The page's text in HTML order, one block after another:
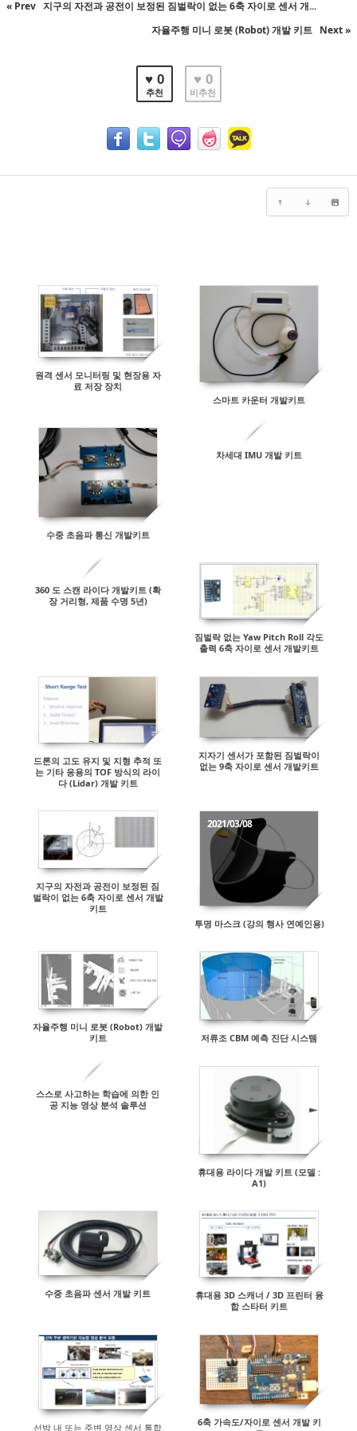
« Prev 지구의 자전과 공전이 보정된 짐벌락이 없는 6축 자이로 센서 개...
자율주행 미니 로봇 (Robot) 개발 키트 Next »
♥ 0
추천
♥ 0
비추천
원격 센서 모니터링 및 현장용 자
료 저장 장치
스마트 카운터 개발키트
수중 초음파 통신 개발키트
차세대 IMU 개발 키트
360 도 스캔 라이다 개발키트 (확
장 거리형, 제품 수명 5년)
짐벌락 없는 Yaw Pitch Roll 각도
출력 6축 자이로 센서 개발키트
드론의 고도 유지 및 지형 추적 또
는 기타 응용의 TOF 방식의 라이
다 (Lidar) 개발 키트
지자기 센서가 포함된 짐벌락이
없는 9축 자이로 센서 개발키트
지구의 자전과 공전이 보정된 짐
벌락이 없는 6축 자이로 센서 개발
키트
2021/03/08
투명 마스크 (강의 행사 연예인용)
자율주행 미니 로봇 (Robot) 개발
키트
저류조 CBM 예측 진단 시스템
스스로 사고하는 학습에 의한 인
공 지능 영상 분석 솔루션
휴대용 라이다 개발 키트 (모델 :
A1)
수중 초음파 센서 개발 키트
휴대용 3D 스캐너 / 3D 프린터 융
합 스타터 키트
선박 내 또는 주변 영상 센서 통합
6축 가속도/자이로 센서 개발 키